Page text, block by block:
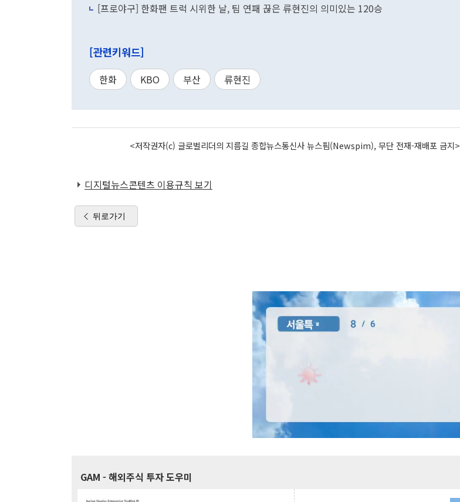
[프로야구] 한화팬 트럭 시위한 날, 팀 연패 끊은 류현진의 의미있는 120승
[관련키워드]
한화 KBO 부산 류현진
<저작권자(c) 글로벌리더의 지름길 종합뉴스통신사 뉴스핌(Newspim), 무단 전재-재배포 금지>
디지털뉴스콘텐츠 이용규칙 보기
뒤로가기
GAM - 해외주식 투자 도우미